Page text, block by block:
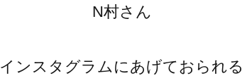
N村さん
インスタグラムにあげておられる